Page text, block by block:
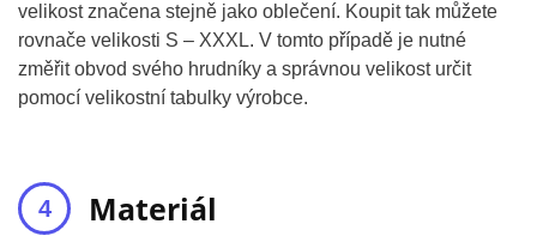
velikost značena stejně jako oblečení. Koupit tak můžete
rovnače velikosti S – XXXL. V tomto případě je nutné
změřit obvod svého hrudníky a správnou velikost určit
pomocí velikostní tabulky výrobce.
Materiál